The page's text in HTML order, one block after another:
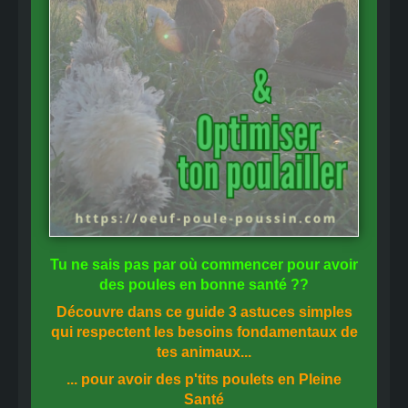
Tu ne sais pas par où commencer pour avoir
des poules en bonne santé ??
Découvre dans ce guide 3 astuces simples
qui respectent les besoins fondamentaux de
tes animaux...
... pour avoir des p'tits poulets en Pleine
Santé